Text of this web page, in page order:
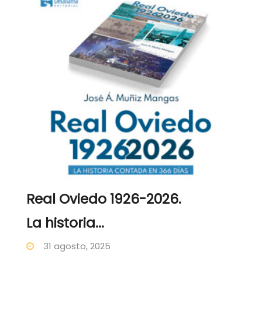
Real Oviedo 1926-2026.
La historia...
31 agosto, 2025